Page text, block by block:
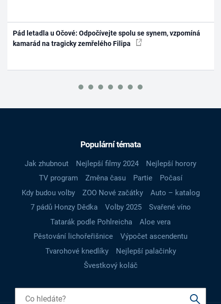
Pád letadla u Očové: Odpočívejte spolu se synem, vzpomíná
kamarád na tragicky zemřelého Filipa
Populární témata
Jak zhubnout Nejlepší filmy 2024
Nejlepší horory
TV program
Změna času Partie
Počasí
Kdy budou volby
ZOO Nové začátky
Auto – katalog
7 pádů Honzy Dědka
Volby 2025
Svařené víno
Tatarák podle Pohlreicha
Aloe vera
Pěstování lichořeřišnice
Výpočet ascendentu
Tvarohové knedlíky
Nejlepší palačinky
Švestkový koláč